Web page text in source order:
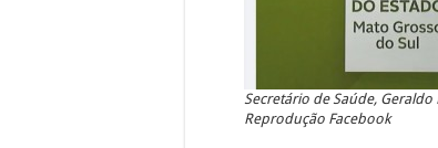
Secretário de Saúde,
Reprodução Facebook